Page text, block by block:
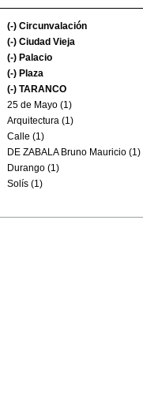
(-) Circunvalación
(-) Ciudad Vieja
(-) Palacio
(-) Plaza
(-) TARANCO
25 de Mayo (1)
Arquitectura (1)
Calle (1)
DE ZABALA Bruno Mauricio (1)
Durango (1)
Solís (1)